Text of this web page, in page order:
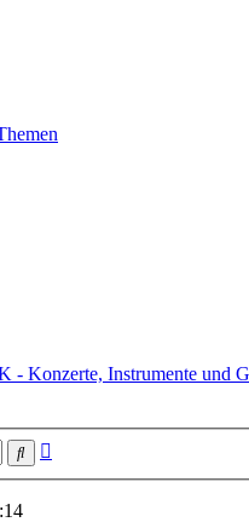
- Konzerte, Instrumente und
Suche